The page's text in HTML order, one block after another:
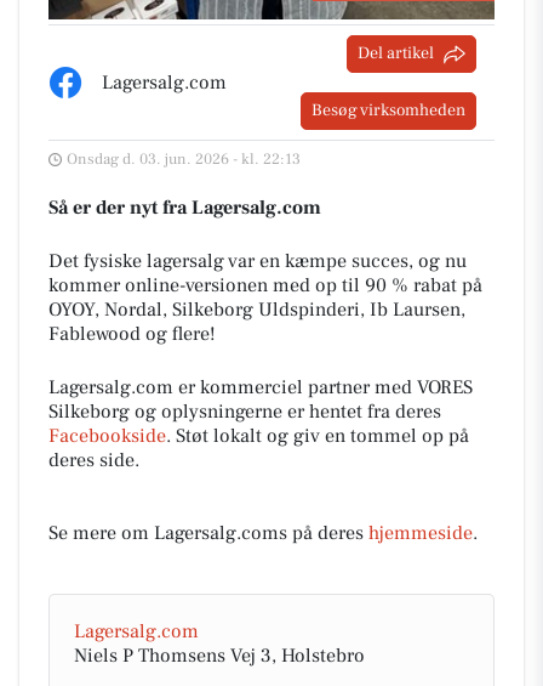
Lagersalg.com
Del artikel
Besøg virksomheden
Onsdag d. 03. jun. 2026 - kl. 22:13
Så er der nyt fra Lagersalg.com
Det fysiske lagersalg var en kæmpe succes, og nu
kommer online-versionen med op til 90 % rabat på
OYOY, Nordal, Silkeborg Uldspinderi, Ib Laursen,
Fablewood og flere!
Lagersalg.com er kommerciel partner med VORES
Silkeborg og oplysningerne er hentet fra deres
Facebookside. Støt lokalt og giv en tommel op på
deres side.
Se mere om Lagersalg.coms på deres hjemmeside.
Lagersalg.com
Niels P Thomsens Vej 3, Holstebro